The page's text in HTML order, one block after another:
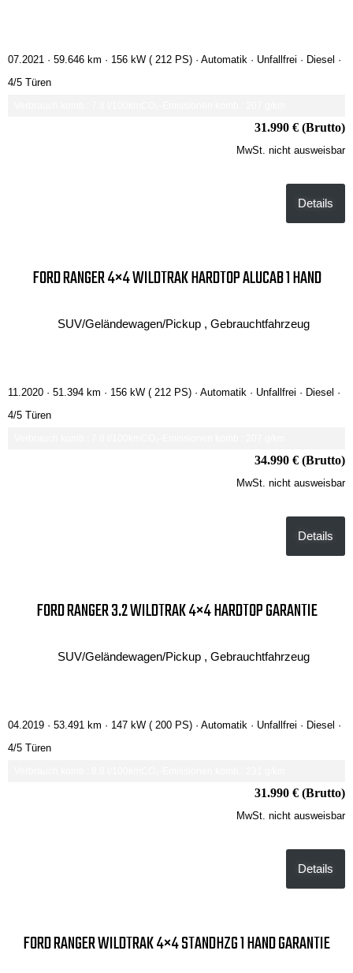
07.2021 · 59.646 km · 156 kW ( 212 PS) · Automatik · Unfallfrei · Diesel ·
4/5 Türen
31.990 € (Brutto)
MwSt. nicht ausweisbar
Details
FORD RANGER 4×4 WILDTRAK HARDTOP ALUCAB 1 HAND
SUV/Geländewagen/Pickup , Gebrauchtfahrzeug
11.2020 · 51.394 km · 156 kW ( 212 PS) · Automatik · Unfallfrei · Diesel ·
4/5 Türen
34.990 € (Brutto)
MwSt. nicht ausweisbar
Details
FORD RANGER 3.2 WILDTRAK 4×4 HARDTOP GARANTIE
SUV/Geländewagen/Pickup , Gebrauchtfahrzeug
04.2019 · 53.491 km · 147 kW ( 200 PS) · Automatik · Unfallfrei · Diesel ·
4/5 Türen
31.990 € (Brutto)
MwSt. nicht ausweisbar
Details
FORD RANGER WILDTRAK 4×4 STANDHZG 1 HAND GARANTIE